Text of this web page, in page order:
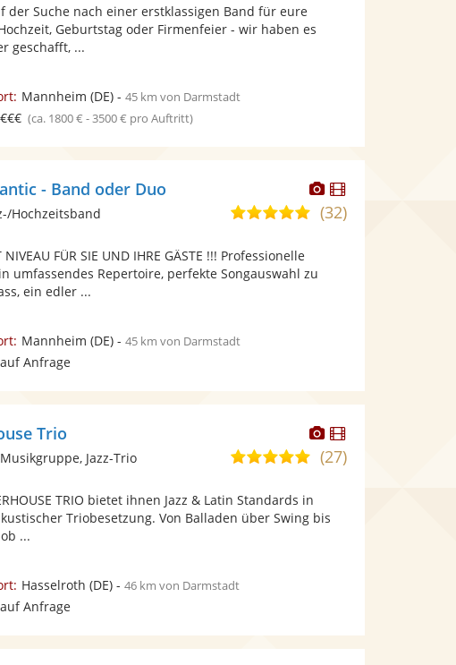
Sternen
der Suche nach einer erstklassigen Band für eure
Geburtstag oder Firmenfeier - wir haben es
geschafft, ...
Mannheim (DE)- 45 km von Darmstadt
€€€ (ca. 1800 € - 3500 € pro Auftritt)
Dieser
Künstler
stellt
Dieser
Künstler
- Band oder Duo
5,0
Sternen
(32)
Hochzeitsband
NIVEAU FÜR SIE UND IHRE GÄSTE !!! Professionelle
umfassendes Repertoire, perfekte Songauswahl zu
ein edler ...
Mannheim (DE)- 45 km von Darmstadt
auf Anfrage
Dieser
Künstler
stellt
Dieser
Künstler
Trio
5,0
5
Sternen
(27)
Jazz-Trio
TRIO bietet ihnen Jazz & Latin Standards in
Triobesetzung. Von Balladen über Swing bis
...
Hasselroth (DE)- 46 km von Darmstadt
auf Anfrage